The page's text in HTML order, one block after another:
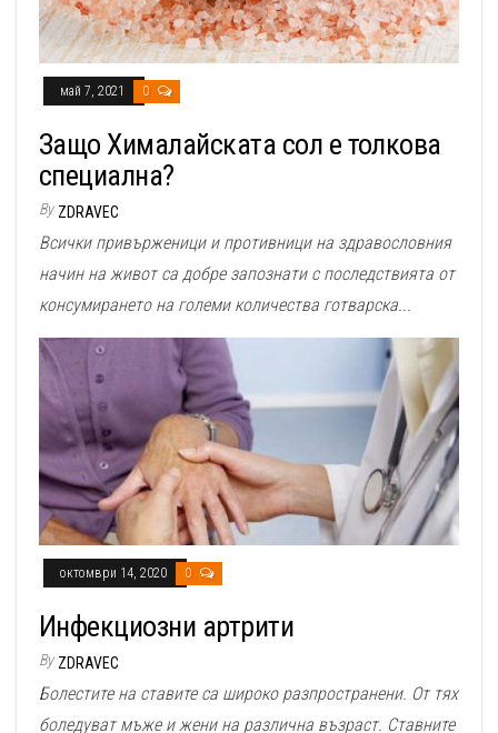
май 7, 2021 0
Защо Хималайската сол е толкова
специална?
By ZDRAVEC
Всички привърженици и противници на здравословния
начин на живот са добре запознати с последствията от
консумирането на големи количества готварска...
октомври 14, 2020 0
Инфекциозни артрити
By ZDRAVEC
Болестите на ставите са широко разпространени. От тях
боледуват мъже и жени на различна възраст. Ставните